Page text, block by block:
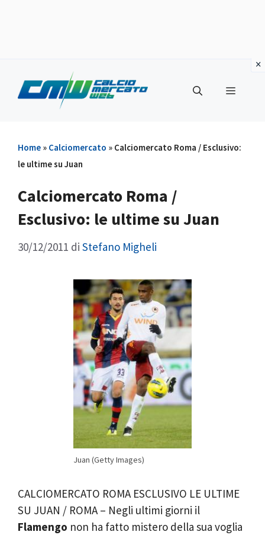
contenuto
Menu
Home » Calciomercato » Calciomercato Roma / Esclusivo:
le ultime su Juan
Calciomercato Roma /
Esclusivo: le ultime su Juan
30/12/2011 di Stefano Migheli
Juan (Getty Images)
CALCIOMERCATO ROMA ESCLUSIVO LE ULTIME
SU JUAN / ROMA – Negli ultimi giorni il
Flamengo non ha fatto mistero della sua voglia